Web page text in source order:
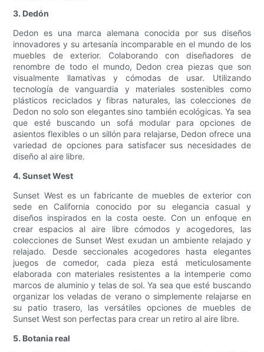
3. Dedón
Dedon es una marca alemana conocida por sus diseños
innovadores y su artesanía incomparable en el mundo de los
muebles de exterior. Colaborando con diseñadores de
renombre de todo el mundo, Dedon crea piezas que son
visualmente llamativas y cómodas de usar. Utilizando
tecnología de vanguardia y materiales sostenibles como
plásticos reciclados y fibras naturales, las colecciones de
Dedon no solo son elegantes sino también ecológicas. Ya sea
que esté buscando un sofá modular para opciones de
asientos flexibles o un sillón para relajarse, Dedon ofrece una
variedad de opciones para satisfacer sus necesidades de
diseño al aire libre.
4. Sunset West
Sunset West es un fabricante de muebles de exterior con
sede en California conocido por su elegancia casual y
diseños inspirados en la costa oeste. Con un enfoque en
crear espacios al aire libre cómodos y acogedores, las
colecciones de Sunset West exudan un ambiente relajado y
relajado. Desde seccionales acogedores hasta elegantes
juegos de comedor, cada pieza está meticulosamente
elaborada con materiales resistentes a la intemperie como
marcos de aluminio y telas de sol. Ya sea que esté buscando
organizar los veladas de verano o simplemente relajarse en
su patio trasero, las versátiles opciones de muebles de
Sunset West son perfectas para crear un retiro al aire libre.
5. Botania real